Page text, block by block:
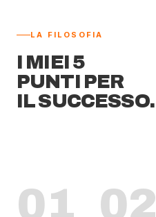
LA FILOSOFIA
I MIEI 5
PUNTI PER
IL SUCCESSO.
01 02